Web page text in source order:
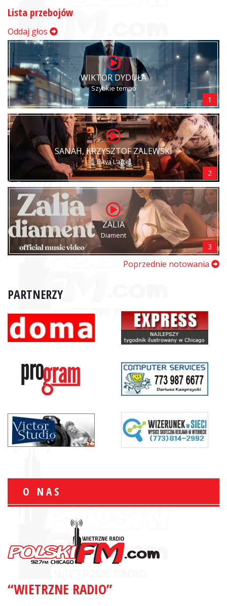
Lista przebojów
Oddaj głos
WIKTOR DYDUŁA
Szybkie tempo
1
SANAH, KRZYSZTOF ZALEWSKI
Eviva L’arte!
2
ZALIA
Diament
3
Poprzednie notowania
PARTNERZY
O NAS
“WIETRZNE RADIO”